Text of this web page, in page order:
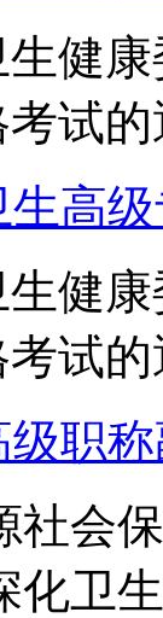
健
试
生高
健
试
级职
社会
化卫